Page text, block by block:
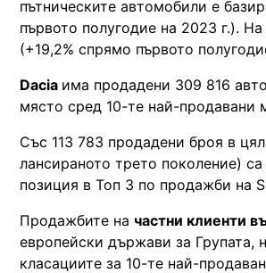
пътническите автомобили е
първото полугодие на 2023 г.).
(+19,2% спрямо първото
Dacia има продадени 309 816
място сред 10-те най-продавани
Със 113 783 продадени броя в
лансираното трето поколение)
позиция в Топ 3 по продажби на
Продажбите на частни клиенти
европейски държави за Групата,
класациите за 10-те най-